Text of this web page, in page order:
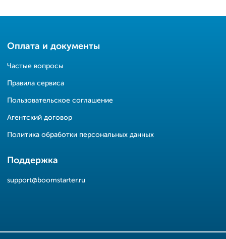
Оплата и документы
Частые вопросы
Правила сервиса
Пользовательское соглашение
Агентский договор
Политика обработки персональных данных
Поддержка
support@boomstarter.ru